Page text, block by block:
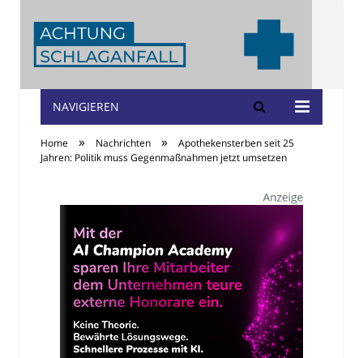
Achtung
Schlaganfall
NAVIGIEREN
Home » Nachrichten »
Apothekensterben seit 25
Jahren: Politik muss Gegenmaßnahmen jetzt umsetzen